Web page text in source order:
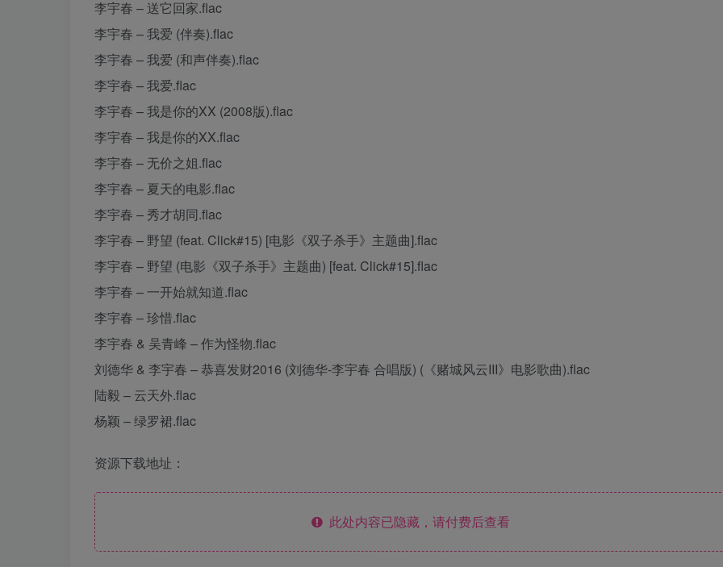
李宇春 – 送它回家.flac
李宇春 – 我爱 (伴奏).flac
李宇春 – 我爱 (和声伴奏).flac
李宇春 – 我爱.flac
李宇春 – 我是你的XX (2008版).flac
李宇春 – 我是你的XX.flac
李宇春 – 无价之姐.flac
李宇春 – 夏天的电影.flac
李宇春 – 秀才胡同.flac
李宇春 – 野望 (feat. Click#15) [电影《双子杀手》主题曲].flac
李宇春 – 野望 (电影《双子杀手》主题曲) [feat. Click#15].flac
李宇春 – 一开始就知道.flac
李宇春 – 珍惜.flac
李宇春 & 吴青峰 – 作为怪物.flac
刘德华 & 李宇春 – 恭喜发财2016 (刘德华-李宇春 合唱版) (《赌城风云III》电影歌曲).flac
陆毅 – 云天外.flac
杨颖 – 绿罗裙.flac
资源下载地址：
此处内容已隐藏，请付费后查看